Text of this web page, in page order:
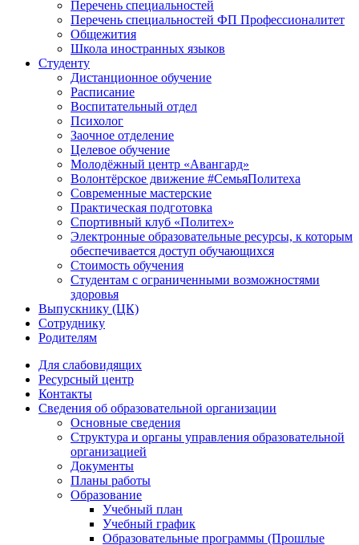
Перечень специальностей
Перечень специальностей ФП Профессионалитет
Общежития
Школа иностранных языков
Студенту
Дистанционное обучение
Расписание
Воспитательный отдел
Психолог
Заочное отделение
Целевое обучение
Молодёжный центр «Авангард»
Волонтёрское движение #СемьяПолитеха
Современные мастерские
Практическая подготовка
Спортивный клуб «Политех»
Электронные образовательные ресурсы, к которым
обеспечивается доступ обучающихся
Стоимость обучения
Студентам с ограниченными возможностями
здоровья
Выпускнику (ЦК)
Сотруднику
Родителям
Для слабовидящих
Ресурсный центр
Контакты
Сведения об образовательной организации
Основные сведения
Структура и органы управления образовательной
организацией
Документы
Планы работы
Образование
Учебный план
Учебный график
Образовательные программы (Прошлые